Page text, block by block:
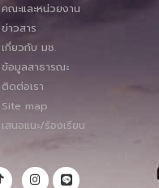
คณะและหน่วยงาน
ข่าวสาร
เกี่ยวกับ มช.
ข้อมูลสาธารณะ
ติดต่อเรา
Site map
เสนอแนะ/ร้องเรียน